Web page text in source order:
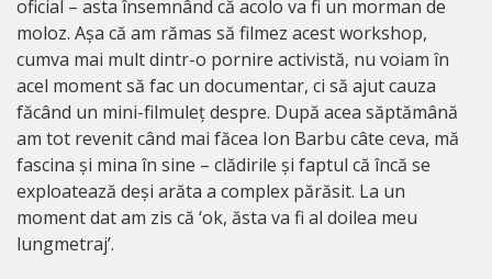
oficial – asta însemnând că acolo va fi un morman de
moloz. Așa că am rămas să filmez acest workshop,
cumva mai mult dintr-o pornire activistă, nu voiam în
acel moment să fac un documentar, ci să ajut cauza
făcând un mini-filmuleț despre. După acea săptămână
am tot revenit când mai făcea Ion Barbu câte ceva, mă
fascina și mina în sine – clădirile și faptul că încă se
exploatează deși arăta a complex părăsit. La un
moment dat am zis că ‘ok, ăsta va fi al doilea meu
lungmetraj’.